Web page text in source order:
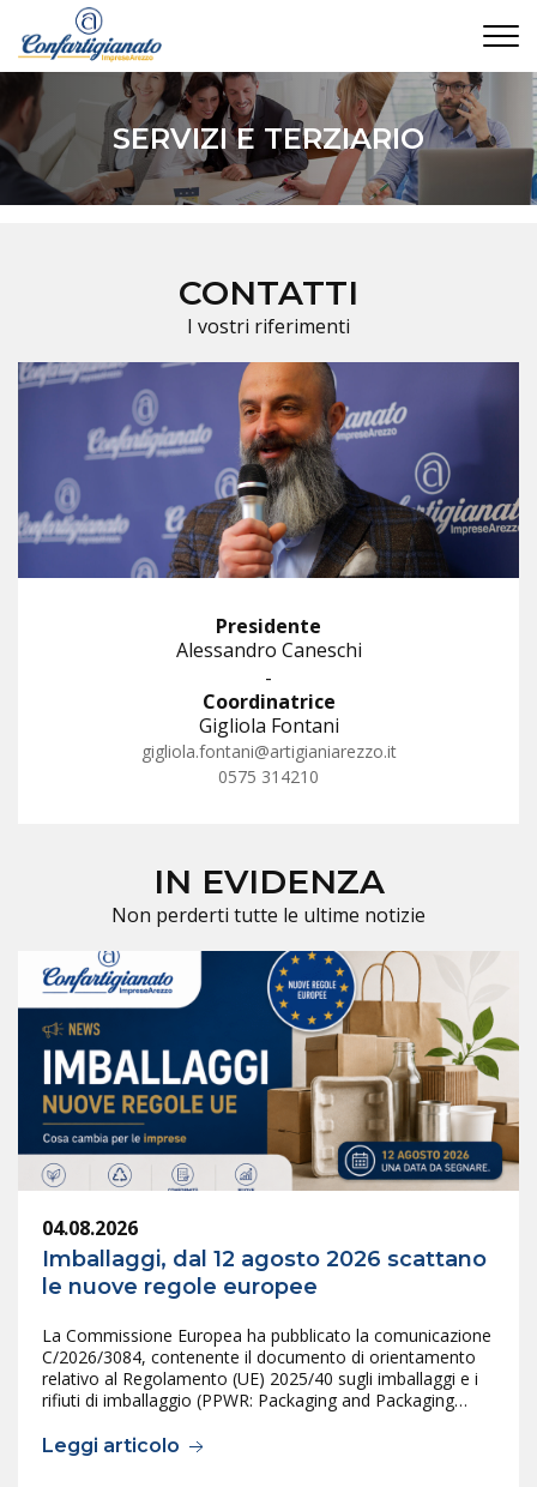
SERVIZI E TERZIARIO
CONTATTI
I vostri riferimenti
Presidente
Alessandro Caneschi
-
Coordinatrice
Gigliola Fontani
gigliola.fontani@artigianiarezzo.it
0575 314210
IN EVIDENZA
Non perderti tutte le ultime notizie
04.08.2026
Imballaggi, dal 12 agosto 2026 scattano
le nuove regole europee
La Commissione Europea ha pubblicato la comunicazione
C/2026/3084, contenente il documento di orientamento
relativo al Regolamento (UE) 2025/40 sugli imballaggi e i
rifiuti di imballaggio (PPWR: Packaging and Packaging…
Leggi articolo